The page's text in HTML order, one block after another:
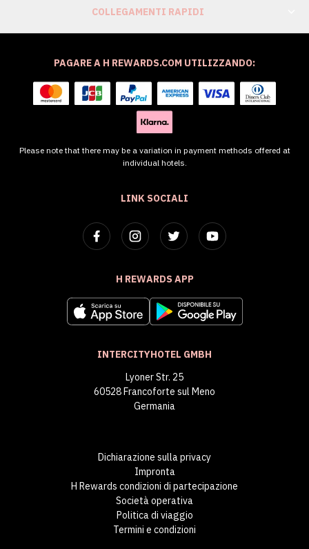
COLLEGAMENTI RAPIDI
LINK SOCIALI
H REWARDS APP
INTERCITYHOTEL GMBH
Lyoner Str. 25
60528 Francoforte sul Meno
Germania
PAGARE A H REWARDS.COM UTILIZZANDO:
Please note that there may be a variation in payment methods offered at
individual hotels.
Dichiarazione sulla privacy
Impronta
H Rewards condizioni di partecipazione
Società operativa
Politica di viaggio
Termini e condizioni